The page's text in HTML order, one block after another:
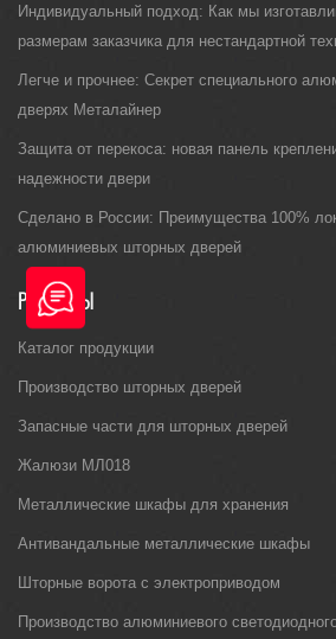
Индивидуальный подход: Как мы
размерам заказчика для нестандартной
Легче и прочнее: Секрет специального
дверях Металайнер
Защита от перекоса: новая панель
надежности двери
Сделано в России: Преимущества 100%
алюминиевых шторных дверей
РАЗДЕЛЫ
Каталог продукции
Производство шторных дверей
Запасные части для шторных дверей
Жалюзи МЛ018
Металлические шкафы для хранения
Антивандальные металлические шкафы
Шторные ворота с электроприводом
Производство алюминиевого